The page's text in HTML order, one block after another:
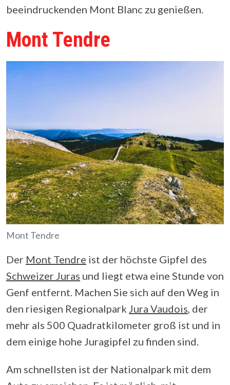
beeindruckenden Mont Blanc zu genießen.
Mont Tendre
Mont Tendre
Der Mont Tendre ist der höchste Gipfel des
Schweizer Juras und liegt etwa eine Stunde von
Genf entfernt. Machen Sie sich auf den Weg in
den riesigen Regionalpark Jura Vaudois , der
mehr als 500 Quadratkilometer groß ist und in
dem einige hohe Juragipfel zu finden sind.
Am schnellsten ist der Nationalpark mit dem